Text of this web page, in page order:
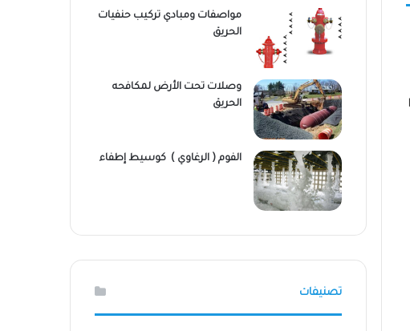
مواصفات ومبادي تركيب حنفيات
الحريق
وصلات تحت الأرض لمكافحه
الحريق
الفوم ( الرغاوي ) كوسيط إطفاء
تصنيفات